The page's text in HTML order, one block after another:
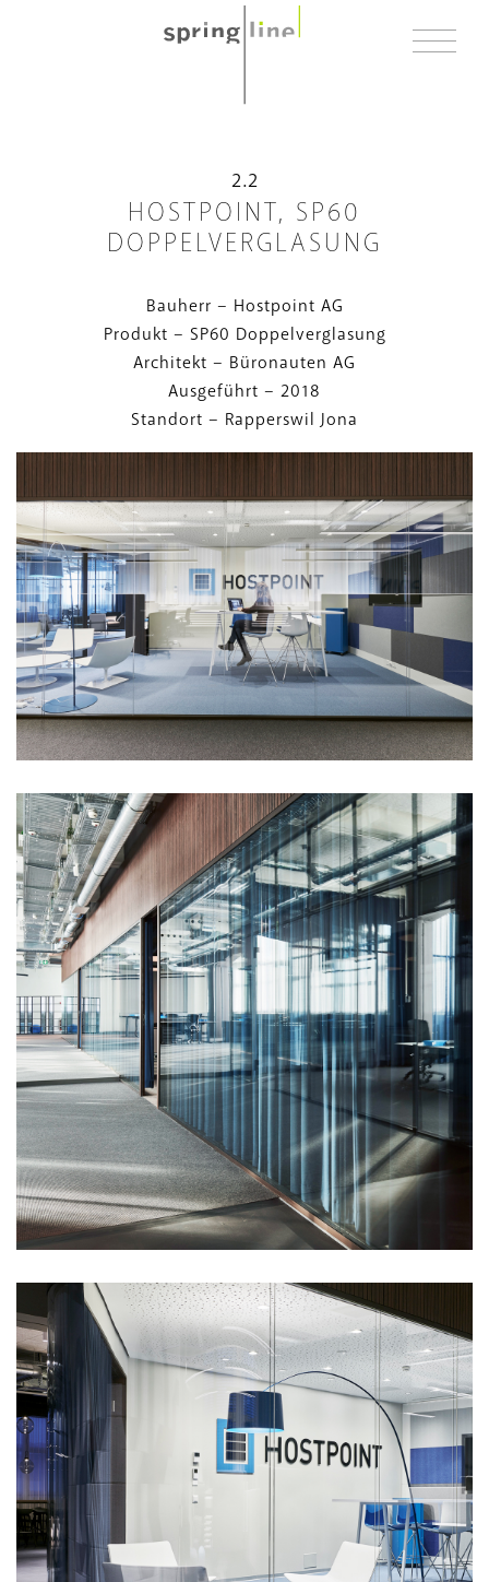
RAUM IN RAUM SYSTEME
ÜBER UNS
KONTAKT
2.2
HOSTPOINT, SP60
DOPPELVERGLASUNG
Bauherr – Hostpoint AG
Produkt – SP60 Doppelverglasung
Architekt – Büronauten AG
Ausgeführt – 2018
Standort – Rapperswil Jona